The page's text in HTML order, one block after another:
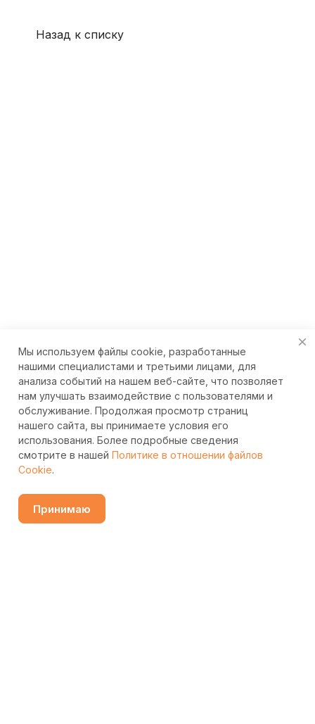
Назад к списку
Мы используем файлы cookie, разработанные
нашими специалистами и третьими лицами, для
анализа событий на нашем веб-сайте, что позволяет
нам улучшать взаимодействие с пользователями и
обслуживание. Продолжая просмотр страниц
нашего сайта, вы принимаете условия его
использования. Более подробные сведения
смотрите в нашей Политике в отношении файлов
Cookie.
Принимаю